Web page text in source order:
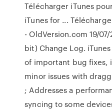
Télécharger iTunes
iTunes for ...
- OldVersion.com 19/07/
bit) Change Log.
of important bug fixes,
minor issues with
; Addresses a
syncing to some